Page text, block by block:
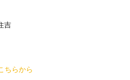
吉
ちらから